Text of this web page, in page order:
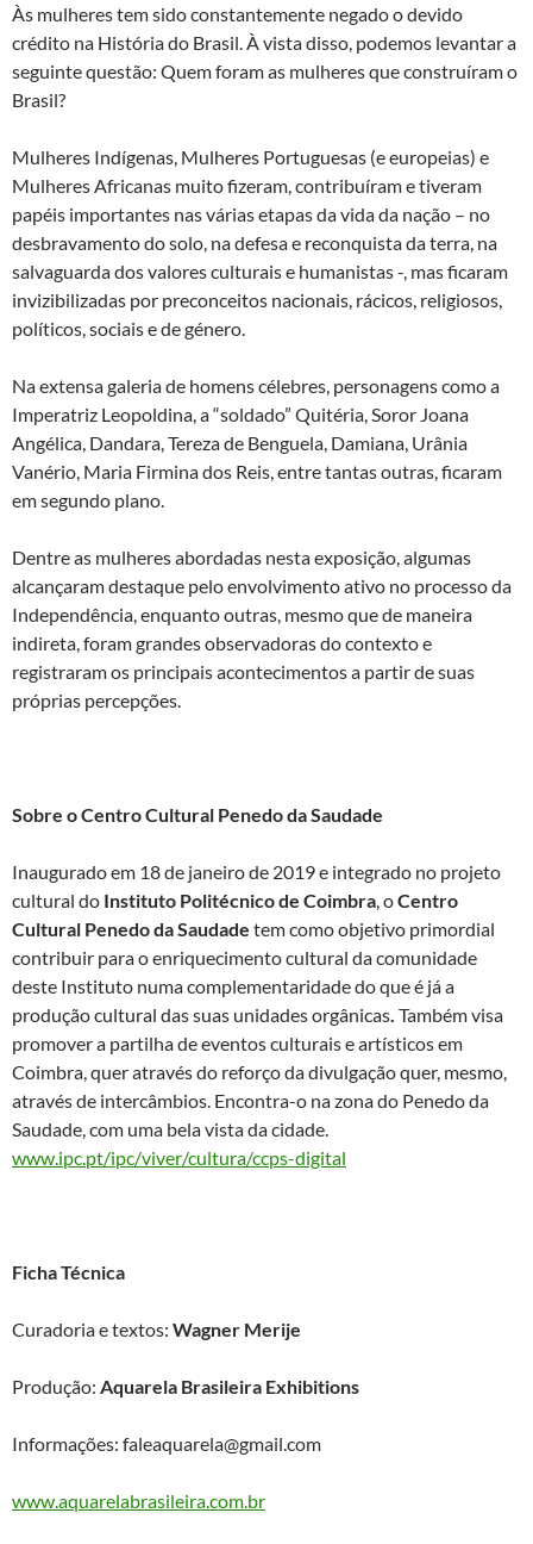
Às mulheres tem sido constantemente negado o devido
crédito na História do Brasil. À vista disso, podemos levantar a
seguinte questão: Quem foram as mulheres que construíram o
Brasil?
Mulheres Indígenas, Mulheres Portuguesas (e europeias) e
Mulheres Africanas muito fizeram, contribuíram e tiveram
papéis importantes nas várias etapas da vida da nação – no
desbravamento do solo, na defesa e reconquista da terra, na
salvaguarda dos valores culturais e humanistas -, mas ficaram
invizibilizadas por preconceitos nacionais, rácicos, religiosos,
políticos, sociais e de género.
Na extensa galeria de homens célebres, personagens como a
Imperatriz Leopoldina, a “soldado” Quitéria, Soror Joana
Angélica, Dandara, Tereza de Benguela, Damiana, Urânia
Vanério, Maria Firmina dos Reis, entre tantas outras, ficaram
em segundo plano.
Dentre as mulheres abordadas nesta exposição, algumas
alcançaram destaque pelo envolvimento ativo no processo da
Independência, enquanto outras, mesmo que de maneira
indireta, foram grandes observadoras do contexto e
registraram os principais acontecimentos a partir de suas
próprias percepções.
Sobre o Centro Cultural Penedo da Saudade
Inaugurado em 18 de janeiro de 2019 e integrado no projeto
cultural do Instituto Politécnico de Coimbra , oCentro
Cultural Penedo da Saudade tem como objetivo primordial
contribuir para o enriquecimento cultural da comunidade
deste Instituto numa complementaridade do que é já a
produção cultural das suas unidades orgânicas Também visa
promover a partilha de eventos culturais e artísticos em
Coimbra, quer através do reforço da divulgação quer, mesmo,
através de intercâmbios. Encontra-o na zona do Penedo da
Saudade, com uma bela vista da cidade.
www.ipc.pt/ipc/viver/cultura/ccps-digital
Ficha Técnica
Curadoria e textos: Wagner Merije
Produção: Aquarela Brasileira Exhibitions
Informações: faleaquarela@gmail.com
www.aquarelabrasileira.com.br